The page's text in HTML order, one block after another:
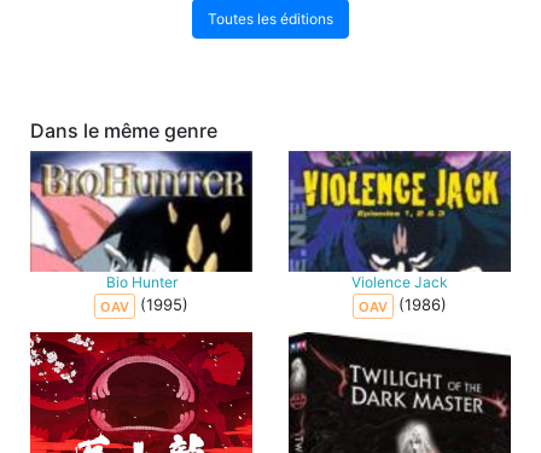
Toutes les éditions
Dans le même genre
Bio Hunter
OAV (1995)
Violence Jack
OAV (1986)